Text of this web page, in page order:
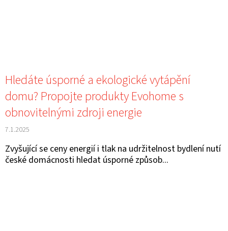
Hledáte úsporné a ekologické vytápění
domu? Propojte produkty Evohome s
obnovitelnými zdroji energie
7.1.2025
Zvyšující se ceny energií i tlak na udržitelnost bydlení nutí
české domácnosti hledat úsporné způsob...